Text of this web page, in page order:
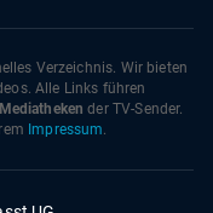
Verzeichnis. Wir bieten
Alle Links führen
der TV-Sender.
Impressum.